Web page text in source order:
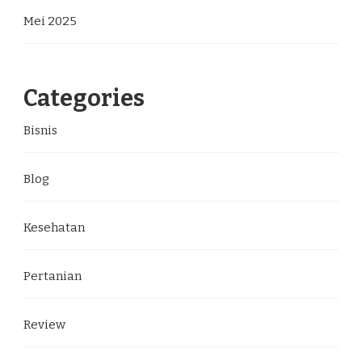
Mei 2025
Categories
Bisnis
Blog
Kesehatan
Pertanian
Review